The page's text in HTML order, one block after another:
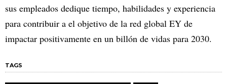
sus empleados dedique tiempo, habilidades y experiencia
para contribuir a el objetivo de la red global EY de
impactar positivamente en un billón de vidas para 2030.
TAGS